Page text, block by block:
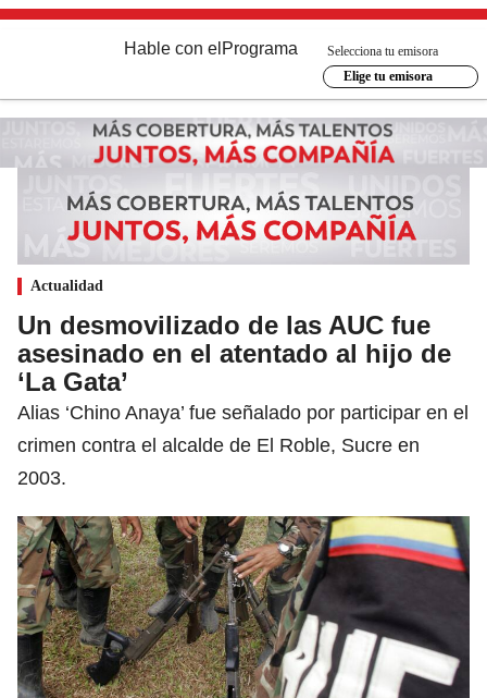
Hable con el Programa
Selecciona tu emisora
Elige tu emisora
Actualidad
Un desmovilizado de las AUC fue
asesinado en el atentado al hijo de
‘La Gata’
Alias ‘Chino Anaya’ fue señalado por participar en el
crimen contra el alcalde de El Roble, Sucre en
2003.